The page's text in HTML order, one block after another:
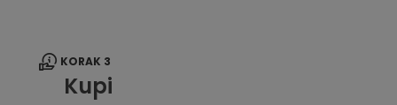
KORAK 3
Kupi